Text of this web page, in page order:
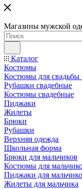
Магазины мужской
Каталог
Костюмы
Костюмы для свадьбы
Рубашки свадебные
Костюмы свадебные
Пиджаки
Жилеты
Брюки
Рубашки
Верхняя одежда
Школьная форма
Брюки для мальчиков
Костюмы для
Пиджаки для
Жилеты для мальчика